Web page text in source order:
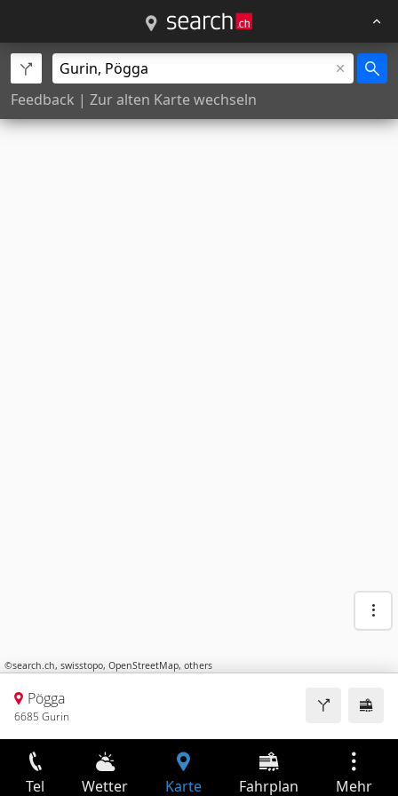
Feedback | Zur alten Karte wechseln
©search.ch, swisstopo, OpenStreetMap, others
Pögga
6685 Gurin
Tel Wetter Karte Fahrplan Mehr